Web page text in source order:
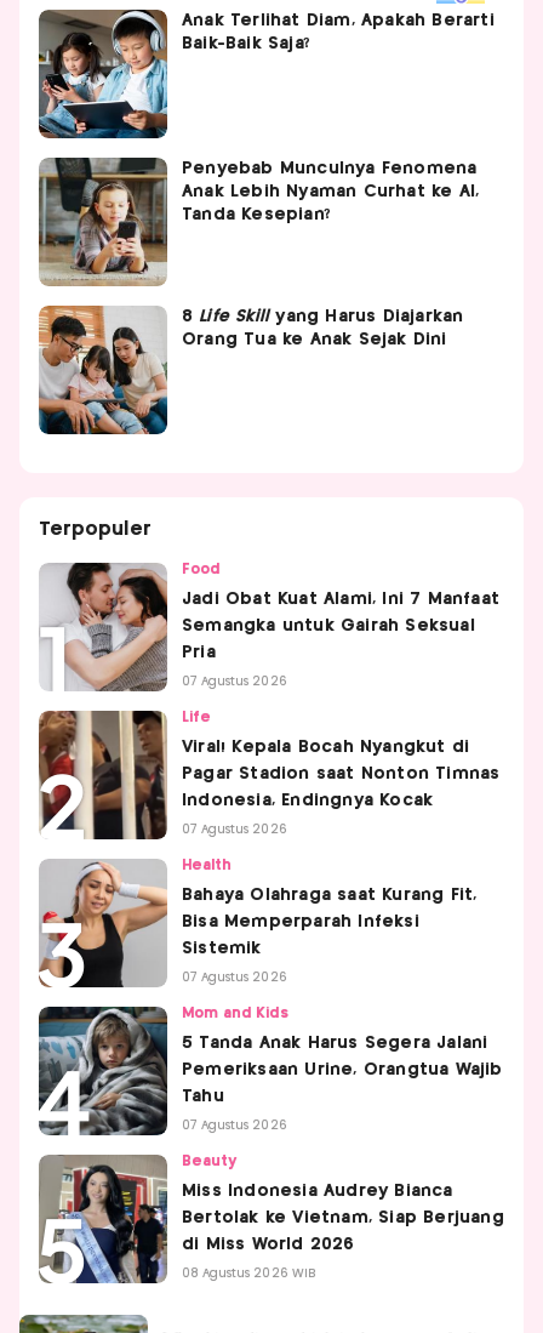
Anak Terlihat Diam, Apakah Berarti
Baik-Baik Saja?
Penyebab Munculnya Fenomena
Anak Lebih Nyaman Curhat ke AI,
Tanda Kesepian?
8 Life Skillyang Harus Diajarkan
Orang Tua ke Anak Sejak Dini
Terpopuler
Food
Jadi Obat Kuat Alami, Ini 7 Manfaat
Semangka untuk Gairah Seksual
Pria
07 Agustus 2026
Life
Viral! Kepala Bocah Nyangkut di
Pagar Stadion saat Nonton Timnas
Indonesia, Endingnya Kocak
07 Agustus 2026
Health
Bahaya Olahraga saat Kurang Fit,
Bisa Memperparah Infeksi
Sistemik
07 Agustus 2026
Mom and Kids
5 Tanda Anak Harus Segera Jalani
Pemeriksaan Urine, Orangtua Wajib
Tahu
07 Agustus 2026
Beauty
Miss Indonesia Audrey Bianca
Bertolak ke Vietnam, Siap Berjuang
di Miss World 2026
08 Agustus 2026 WIB